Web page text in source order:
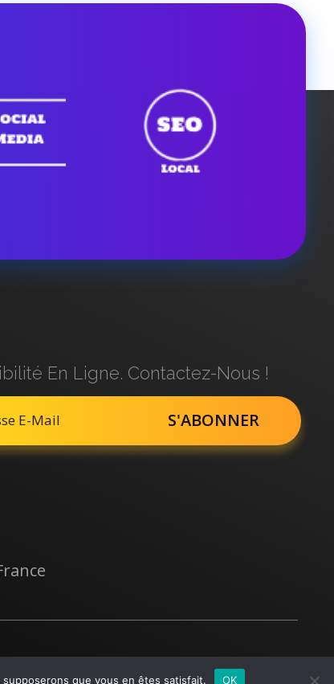
En Ligne. Contactez-Nous !
que vous en êtes satisfait. OK